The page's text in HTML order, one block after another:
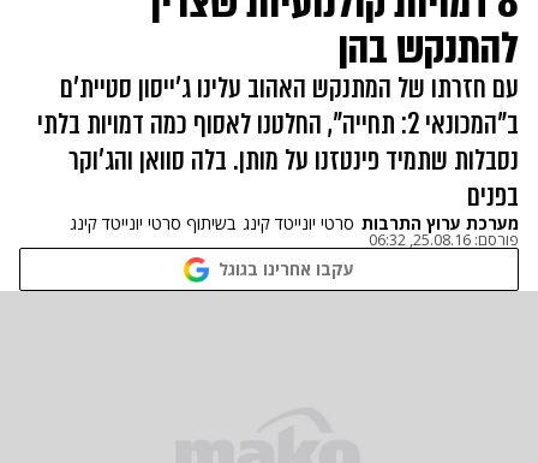
להתנקש בהן
עם חזרתו של המתנקש האהוב עלינו ג'ייסון סטיית'ם
ב"המכונאי 2: תחייה", החלטנו לאסוף כמה דמויות בלתי
נסבלות שתמיד פינטזנו על מותן. בלה סוואן והג'וקר
בפנים
מערכת ערוץ התרבות סרטי יונייטד קינג בשיתוף סרטי יונייטד קינג
פורסם: 25.08.16, 06:32
עקבו אחרינו בגוגל